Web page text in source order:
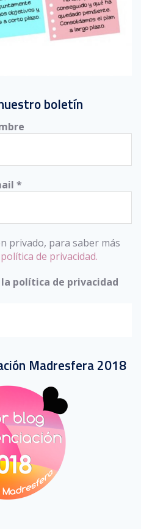
boletín
*
privado, para saber más
política de privacidad.
política de privacidad
Madresfera 2018